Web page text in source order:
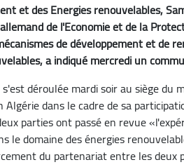
et des Energies renouvelables,
de l'Economie et de la
de développement et de
a indiqué mercredi un
déroulée mardi soir au siège du
dans le cadre de sa
parties ont passé en revue
le domaine des énergies
du partenariat entre les deux